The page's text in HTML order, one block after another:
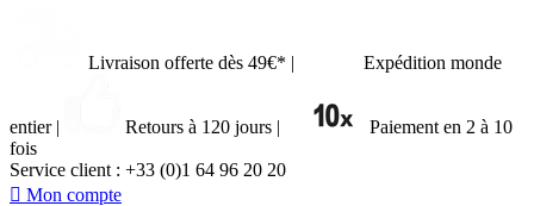
Livraison offerte dès 49€* | Expédition monde
entier | Retours à 120 jours |
Paiement en 2 à 10
fois
Service client : +33 (0)1 64 96 20 20
 Mon compte